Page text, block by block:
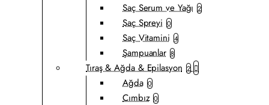
Saç Serum ve Yağı 2
Saç Spreyi 0
Saç Vitamini 4
Şampuanlar 8
Tıraş & Ağda & Epilasyon 2
Ağda 0
Cımbız 0